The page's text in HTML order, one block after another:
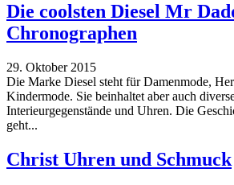
Die coolsten Diesel Mr
Chronographen
29. Oktober 2015
Die Marke Diesel steht für Damenmode,
Kindermode. Sie beinhaltet aber auch
Interieurgegenstände und Uhren. Die
geht...
Christ Uhren und Schmuck